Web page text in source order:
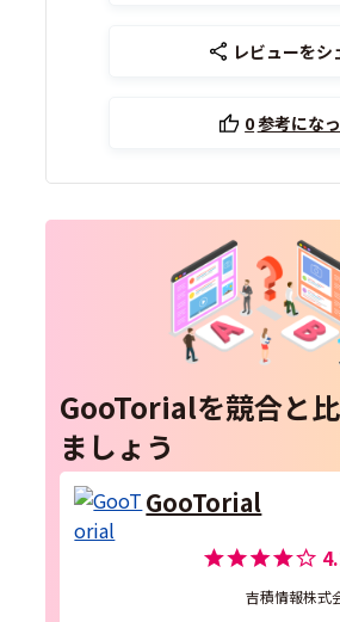
レビューをシ
0参考にな
GooTorialを競合と
ましょう
GooTorial
吉積情報株式